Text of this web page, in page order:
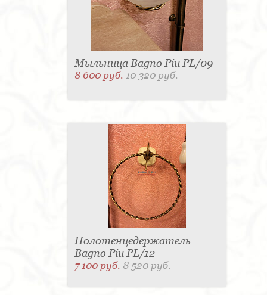
Мыльница Bagno Piu PL/09
8 600 руб.10 320 руб.
Полотенцедержатель
Bagno Piu PL/12
7 100 руб.8 520 руб.